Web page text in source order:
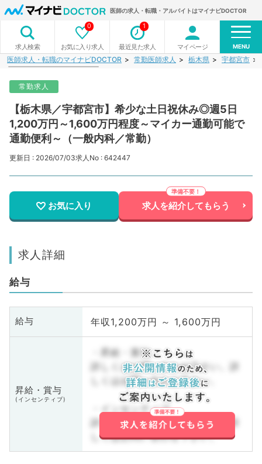
医師の求人・転職・アルバイトはマイナビDOCTOR
求人検索 お気に入り求人
0
最近見た求人
1
マイページ MENU
医師求人・転職のマイナビDOCTOR 常勤医師求人 栃木県 宇都宮市
常勤求人
【栃木県／宇都宮市】希少な土日祝休み◎週5日
1,200万円～1,600万円程度～マイカー通勤可能で
通勤便利～（一般内科／常勤）
更新日 : 2026/07/03求人No : 642447
お気に入り 求人を紹介してもらう
求人詳細
給与
給与 年収1,200万円 ～ 1,600万円
昇給・賞与
(インセンティブ)
・昇給・賞与
詳しくはお問い合わせ下さい。詳
しくはお問い合わせ下さい。
・インセンティブ
詳しくはお問い合わせ下さい。詳
しくはお問い合わせ下さい。